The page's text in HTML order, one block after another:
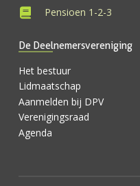
Pensioen 1-2-3
De Deelnemersvereniging
Het bestuur
Lidmaatschap
Aanmelden bij DPV
Verenigingsraad
Agenda